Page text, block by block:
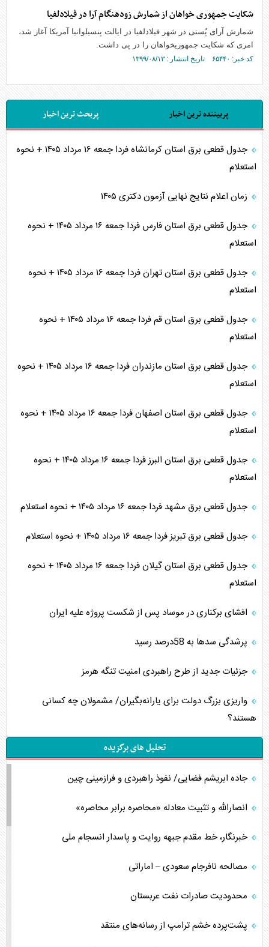
شکایت جمهوری خواهان از شمارش زودهنگام آرا در فیلادلفیا
شمارش آرای پُستی در شهر فیلادلفیا در ایالت پنسیلوانیا آمریکا آغاز شد،
امری که شکایت جمهوریخواهان را در پی داشت.
کد خبر: ۶۵۴۴۰ تاریخ انتشار : ۱۳۹۹/۰۸/۱۳
پربیننده ترین اخبار پربحث ترین اخبار
جدول قطعی برق استان کرمانشاه فردا جمعه ۱۶ مرداد ۱۴۰۵ + نحوه
استعلام
زمان اعلام نتایج نهایی آزمون دکتری ۱۴۰۵
جدول قطعی برق استان فارس فردا جمعه ۱۶ مرداد ۱۴۰۵ + نحوه
استعلام
جدول قطعی برق استان تهران فردا جمعه ۱۶ مرداد ۱۴۰۵ + نحوه
استعلام
جدول قطعی برق استان قم فردا جمعه ۱۶ مرداد ۱۴۰۵ + نحوه
استعلام
جدول قطعی برق استان مازندران فردا جمعه ۱۶ مرداد ۱۴۰۵ + نحوه
استعلام
جدول قطعی برق استان اصفهان فردا جمعه ۱۶ مرداد ۱۴۰۵ + نحوه
استعلام
جدول قطعی برق استان البرز فردا جمعه ۱۶ مرداد ۱۴۰۵ + نحوه
استعلام
جدول قطعی برق مشهد فردا جمعه ۱۶ مرداد ۱۴۰۵ + نحوه استعلام
جدول قطعی برق تبریز فردا جمعه ۱۶ مرداد ۱۴۰۵ + نحوه استعلام
جدول قطعی برق استان گیلان فردا جمعه ۱۶ مرداد ۱۴۰۵ + نحوه
استعلام
افشای برکناری در موساد پس از شکست پروژه علیه ایران
پرشدگی سدها به 58درصد رسید
جزئیات جدید از طرح راهبردی امنیت تنگه هرمز
واریزی بزرگ دولت برای یارانه‌بگیران/ مشمولان چه کسانی
هستند؟
تحلیل های برگزیده
جاده ابریشم فضایی/ نفوذ راهبردی و فرازمینی چین
انصارالله و تثبیت معادله «محاصره برابر محاصره»
خبرنگار، خط مقدم جبهه روایت و پاسدار انسجام ملی
مصالحه نافرجام سعودی – اماراتی
محدودیت صادرات نفت عربستان
پشت‌پرده خشم ترامپ از رسانه‌های منتقد